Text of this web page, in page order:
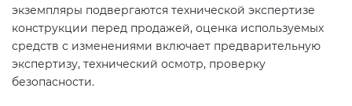
экземпляры подвергаются технической экспертизе
конструкции перед продажей, оценка используемых
средств с изменениями включает предварительную
экспертизу, технический осмотр, проверку
безопасности.